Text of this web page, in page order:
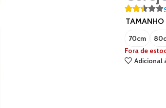
TAMANHO
70cm
Fora de
Adicional